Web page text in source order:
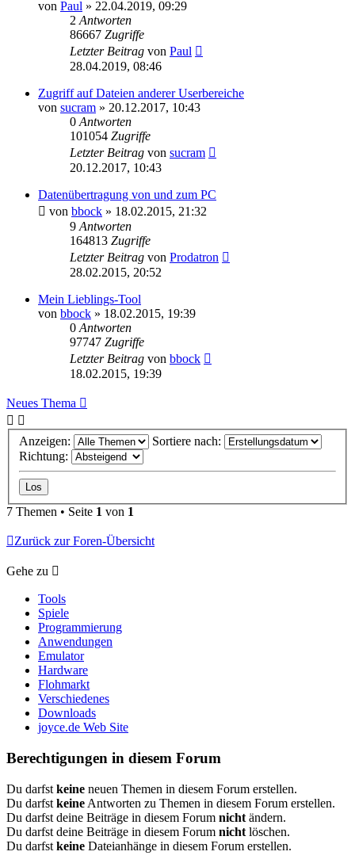
von Paul » 22.04.2019, 09:29
2 Antworten
86667 Zugriffe
Letzter Beitrag von Paul
28.04.2019, 08:46
Zugriff auf Dateien anderer Userbereiche
von sucram » 20.12.2017, 10:43
0 Antworten
101054 Zugriffe
Letzter Beitrag von sucram
20.12.2017, 10:43
Datenübertragung von und zum PC
von bbock » 18.02.2015, 21:32
9 Antworten
164813 Zugriffe
Letzter Beitrag von Prodatron
28.02.2015, 20:52
Mein Lieblings-Tool
von bbock » 18.02.2015, 19:39
0 Antworten
97747 Zugriffe
Letzter Beitrag von bbock
18.02.2015, 19:39
Neues Thema
Anzeigen:
Sortiere nach:
Richtung:
7 Themen • Seite 1 von 1
Zurück zur Foren-Übersicht
Gehe zu
Tools
Spiele
Programmierung
Anwendungen
Emulator
Hardware
Flohmarkt
Verschiedenes
Downloads
joyce.de Web Site
Berechtigungen in diesem Forum
Du darfst keine neuen Themen in diesem Forum erstellen.
Du darfst keine Antworten zu Themen in diesem Forum erstellen.
Du darfst deine Beiträge in diesem Forum nicht ändern.
Du darfst deine Beiträge in diesem Forum nicht löschen.
Du darfst keine Dateianhänge in diesem Forum erstellen.